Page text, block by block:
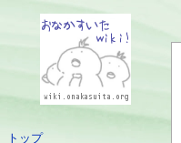
トップ